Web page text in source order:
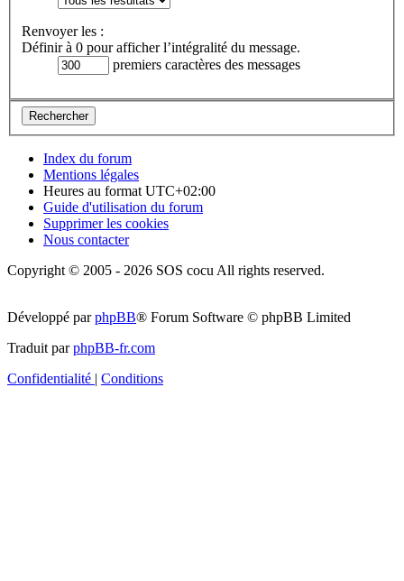
Renvoyer les :
Définir à 0 pour afficher l’intégralité du message.
premiers caractères des messages
Index du forum
Mentions légales
Heures au format UTC+02:00
Guide d'utilisation du forum
Supprimer les cookies
Nous contacter
Copyright © 2005 - 2026 SOS cocu All rights reserved.
Développé parphpBB® Forum Software © phpBB Limited
Traduit parphpBB-fr.com
Confidentialité | Conditions